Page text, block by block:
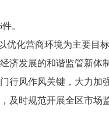
。
优化营商环境为主要目
济发展的和谐监管新体
行风作风关键，大力加
及时规范开展全区市场